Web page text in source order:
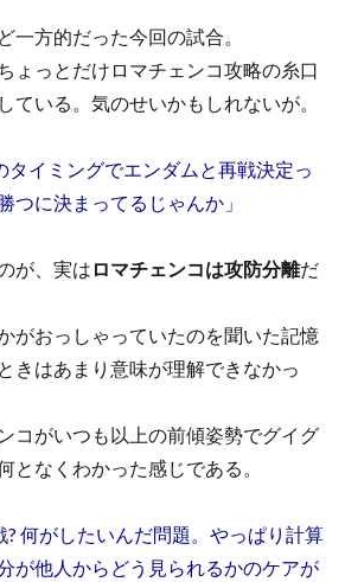
一方的だった今回の試合。
ょっとだけロマチェンコ攻略の糸口
ている。気のせいかもしれないが。
タイミングでエンダムと再戦決定っ
つに決まってるじゃんか」
が、実は ロマチェンコは攻防分離だ
がおっしゃっていたのを聞いた記憶
きはあまり意味が理解できなかっ
コがいつも以上の前傾姿勢でグイグ
となくわかった感じである。
? 何がしたいんだ問題。やっぱり計算
が他人からどう見られるかのケアが